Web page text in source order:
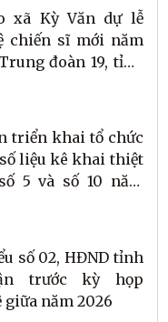
tiếp xúc cử tri
HĐND tỉnh
xã Kỳ Văn dự lễ
chiến sĩ mới năm
đoàn 19, tỉnh
triển khai tổ chức
liệu kê khai thiệt
5 và số 10 năm
số 02, HĐND tỉnh
trước kỳ họp
giữa năm 2026